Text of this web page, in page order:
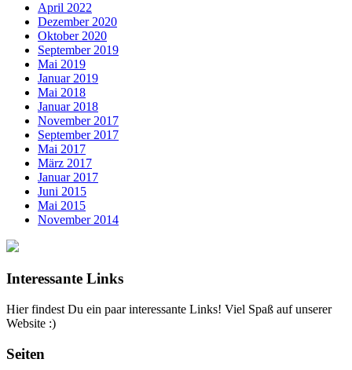
April 2022
Dezember 2020
Oktober 2020
September 2019
Mai 2019
Januar 2019
Mai 2018
Januar 2018
November 2017
September 2017
Mai 2017
März 2017
Januar 2017
Juni 2015
Mai 2015
November 2014
Interessante Links
Hier findest Du ein paar interessante Links! Viel Spaß auf unserer
Website :)
Seiten